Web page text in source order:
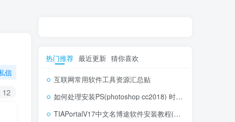
信
12
热门推荐 最近更新 猜你喜欢
互联网常用软件工具资源汇总贴
如何处理安装PS(photoshop cc2018) 时，提示系统或者IE浏览器需要升级
TIAPortalV17中文名博途软件安装教程(附软件下载地址)